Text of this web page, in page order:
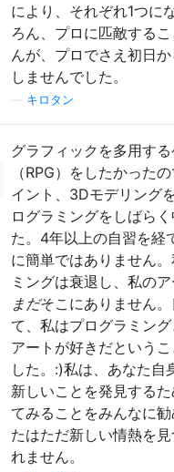
により、それぞれ1つに
ろん、プロに匹敵する
んが、プロでさえ初日
しませんでした。
キロタン
グラフィックを多用す
（RPG）をしたかった
イント、3Dモデリング
ログラミングをしばら
た。4年以上の自習を経
に簡単ではありません
ミングは衰退し、私のア
まだそこにありません
て、私はプログラミン
アートが好きだという
した。:)私は、あなた自
新しいことを発見する
てみることをみんなに
たはただ新しい情熱を
れません。